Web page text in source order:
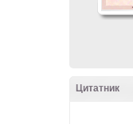
Цитатник